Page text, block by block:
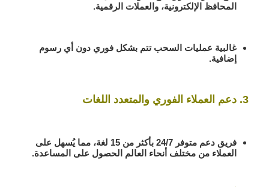
المحافظ الإلكترونية، والعملات الرقمية.
غالبية عمليات السحب تتم بشكل فوري دون أي رسوم
إضافية.
3. دعم العملاء الفوري والمتعدد اللغات
فريق دعم متوفر 24/7 بأكثر من 15 لغة، مما يُسهل على
العملاء من مختلف أنحاء العالم الحصول على المساعدة.